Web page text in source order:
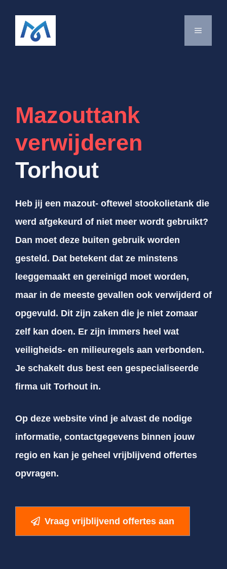
MENU
Mazouttank
verwijderen
Torhout
Heb jij een mazout- oftewel stookolietank die
werd afgekeurd of niet meer wordt gebruikt?
Dan moet deze buiten gebruik worden
gesteld. Dat betekent dat ze minstens
leeggemaakt en gereinigd moet worden,
maar in de meeste gevallen ook verwijderd of
opgevuld. Dit zijn zaken die je niet zomaar
zelf kan doen. Er zijn immers heel wat
veiligheids- en milieuregels aan verbonden.
Je schakelt dus best een gespecialiseerde
firma uit Torhout in.
Op deze website vind je alvast de nodige
informatie, contactgegevens binnen jouw
regio en kan je geheel vrijblijvend offertes
opvragen.
Vraag vrijblijvend offertes aan